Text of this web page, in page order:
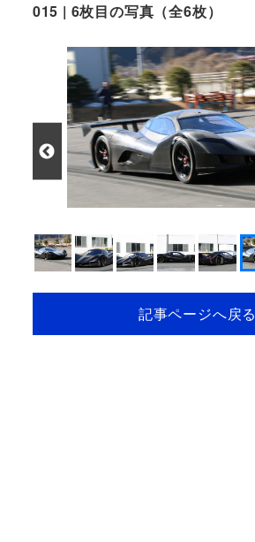
015 | 6枚目の写真（全6枚）
記事ページへ戻る